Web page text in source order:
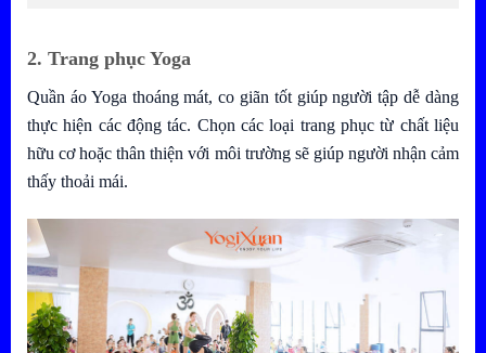
2. Trang phục Yoga
Quần áo Yoga thoáng mát, co giãn tốt giúp người tập dễ dàng
thực hiện các động tác. Chọn các loại trang phục từ chất liệu
hữu cơ hoặc thân thiện với môi trường sẽ giúp người nhận cảm
thấy thoải mái.